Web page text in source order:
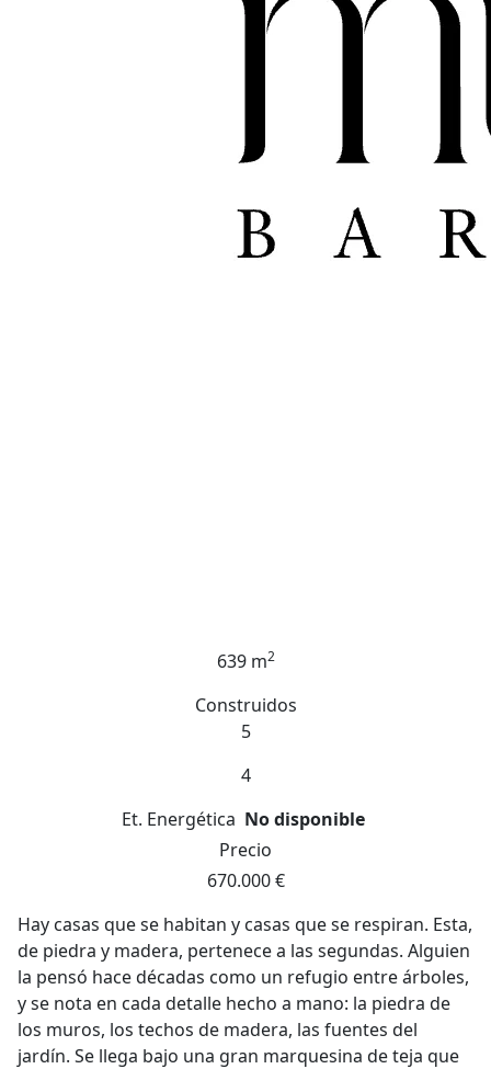
639 m2
Construidos
5
4
Et. Energética No disponible
Precio
670.000 €
Hay casas que se habitan y casas que se respiran. Esta,
de piedra y madera, pertenece a las segundas. Alguien
la pensó hace décadas como un refugio entre árboles,
y se nota en cada detalle hecho a mano: la piedra de
los muros, los techos de madera, las fuentes del
jardín. Se llega bajo una gran marquesina de teja que